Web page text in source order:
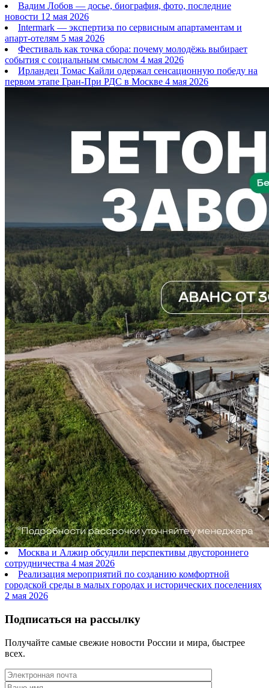
Вадим Лобов — досье, биография, фото, последние
новости 12 мая 2026
Intermark — экспертиза по сервисным апартаментам и
апарт-отелям 5 мая 2026
Фестиваль как точка сбора: почему молодёжь выбирает
события с социальным смыслом 4 мая 2026
Ирландец Томас Кайли одержал сенсационную победу на
первом этапе Гран-При РДС в Москве 4 мая 2026
Москва и Алжир обсудили перспективы двустороннего
сотрудничества 4 мая 2026
Реализация мероприятий по созданию комфортной
городской среды в малых городах и исторических поселениях
2 мая 2026
Подписаться на рассылку
Получайте самые свежие новости России и мира, быстрее
всех.